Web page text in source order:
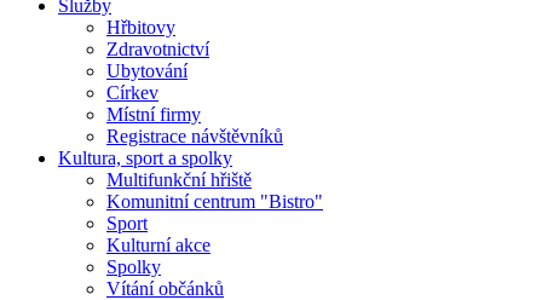
Služby
Hřbitovy
Zdravotnictví
Ubytování
Církev
Místní firmy
Registrace návštěvníků
Kultura, sport a spolky
Multifunkční hřiště
Komunitní centrum "Bistro"
Sport
Kulturní akce
Spolky
Vítání občánků